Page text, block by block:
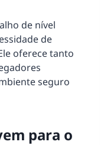
de nível
de
oferece tanto
seguro
para o